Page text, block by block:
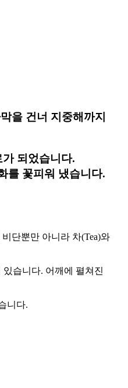
을 건너 지중해까지
되었습니다.
를 꽃피워 냈습니다.
단뿐만 아니라 차(Tea)와
습니다. 어깨에 펼쳐진
니다.